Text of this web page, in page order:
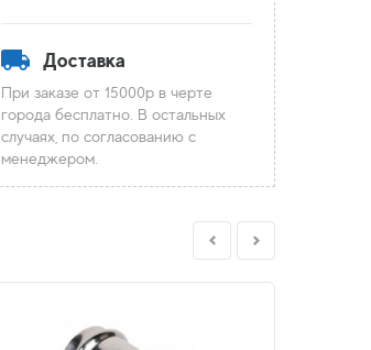
Доставка
При заказе от 15000р в черте
города бесплатно. В остальных
случаях, по согласованию с
менеджером.